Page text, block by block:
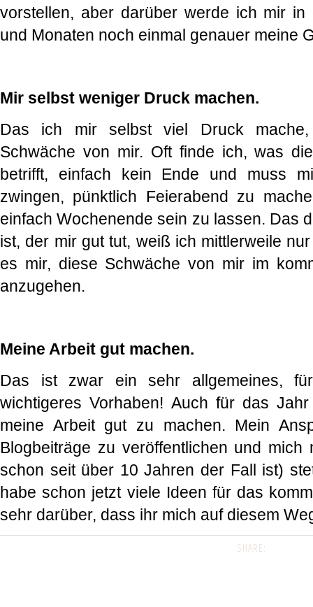
vorstellen, aber darüber werde ich mir in
und Monaten noch einmal genauer meine
Mir selbst weniger Druck machen.
Das ich mir selbst viel Druck
Schwäche von mir. Oft finde ich, was
betrifft, einfach kein Ende und muss
zwingen, pünktlich Feierabend zu
einfach Wochenende sein zu lassen. Das
ist, der mir gut tut, weiß ich mittlerweile
es mir, diese Schwäche von mir im
anzugehen.
Meine Arbeit gut machen.
Das ist zwar ein sehr allgemeines,
wichtigeres Vorhaben! Auch für das
meine Arbeit gut zu machen. Mein
Blogbeiträge zu veröffentlichen und
schon seit über 10 Jahren der Fall ist)
habe schon jetzt viele Ideen für das
sehr darüber, dass ihr mich auf diesem
SHARE: